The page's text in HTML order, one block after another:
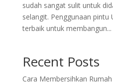
sudah sangat sulit untuk
selangit. Penggunaan pintu
terbaik untuk membangun...
Recent Posts
Cara Membersihkan